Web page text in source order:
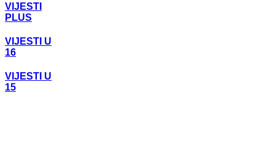
VIJESTI
PLUS
VIJESTI U
16
VIJESTI U
15